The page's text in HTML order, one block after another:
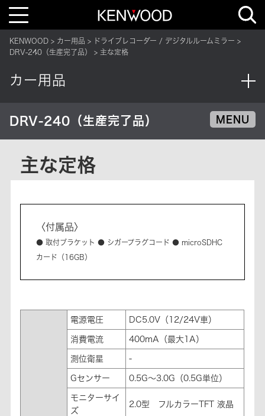
T
l
e
v
i
i
o
KENWOOD カー用品
ドライブレコーダー / デジタルルームミラー
DRV-240（生産完了品）
主な定格
カー用品
DRV-240（生産完了品） MENU
主な定格
〈付属品〉
● 取付ブラケット ● シガープラグコード ● microSDHC
カード（16GB）
電源電圧 DC5.0V（12/24V車）
消費電流 400mA（最大1A）
測位衛星 -
Gセンサー 0.5G～3.0G（0.5G単位）
モニターサイ
ズ
2.0型 フルカラーTFT 液晶